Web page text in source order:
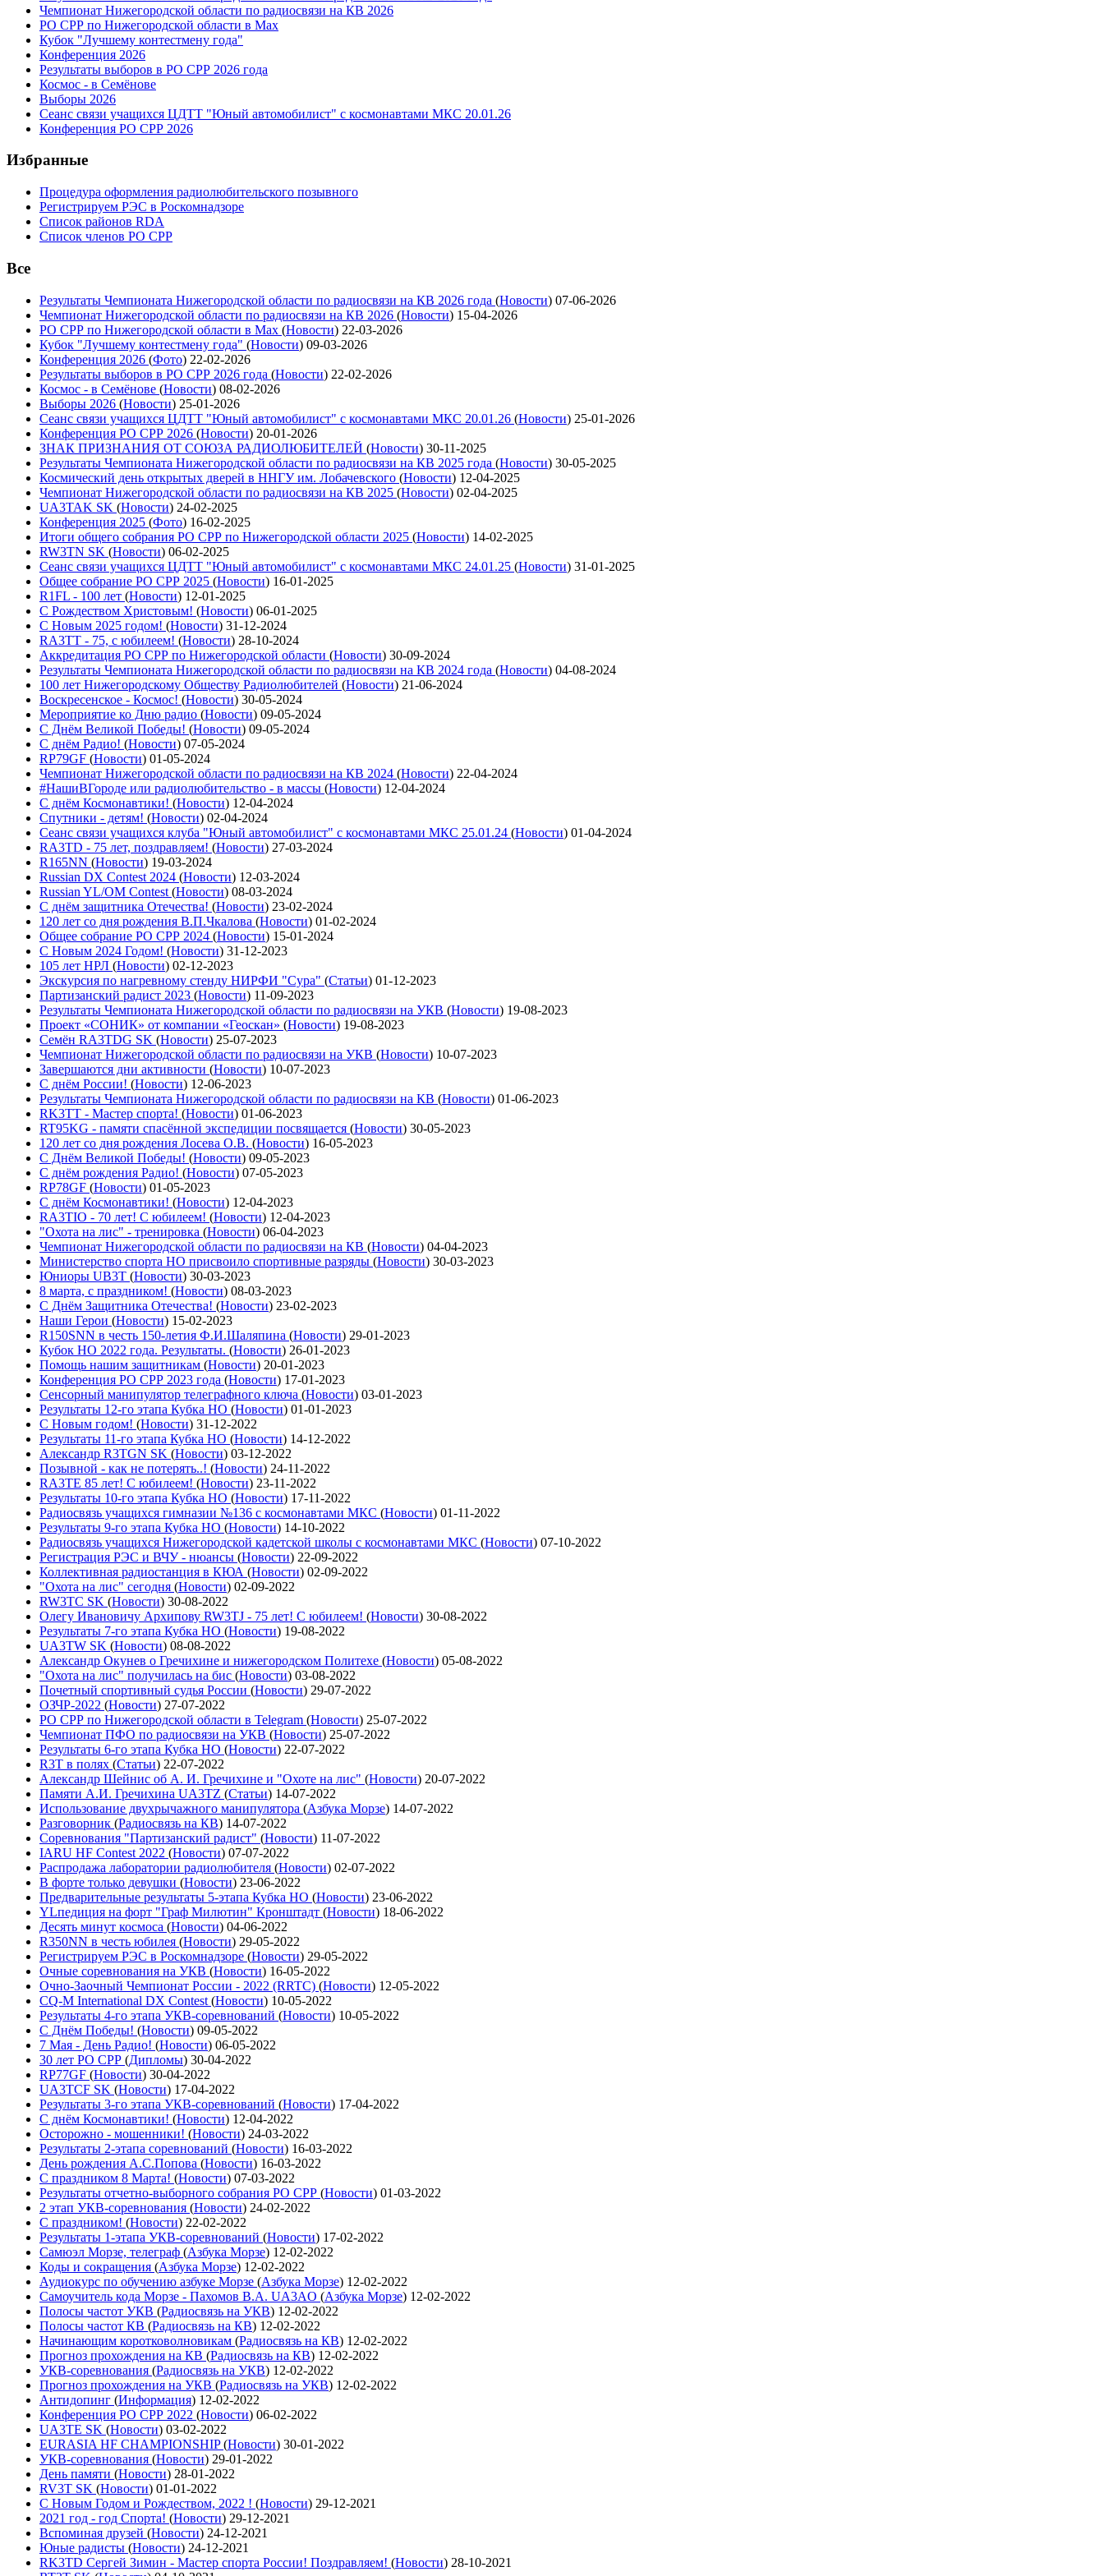
Чемпионат Нижегородской области по радиосвязи на КВ 2026
РО СРР по Нижегородской области в Max
Кубок "Лучшему контестмену года"
Конференция 2026
Результаты выборов в РО СРР 2026 года
Космос - в Семёнове
Выборы 2026
Сеанс связи учащихся ЦДТТ "Юный автомобилист" с космонавтами МКС 20.01.26
Конференция РО СРР 2026
Избранные
Процедура оформления радиолюбительского позывного
Регистрируем РЭС в Роскомнадзоре
Список районов RDA
Список членов РО СРР
Все
Результаты Чемпионата Нижегородской области по радиосвязи на КВ 2026 года (Новости) 07-06-2026
Чемпионат Нижегородской области по радиосвязи на КВ 2026 (Новости) 15-04-2026
РО СРР по Нижегородской области в Max (Новости) 22-03-2026
Кубок "Лучшему контестмену года" (Новости) 09-03-2026
Конференция 2026 (Фото) 22-02-2026
Результаты выборов в РО СРР 2026 года (Новости) 22-02-2026
Космос - в Семёнове (Новости) 08-02-2026
Выборы 2026 (Новости) 25-01-2026
Сеанс связи учащихся ЦДТТ "Юный автомобилист" с космонавтами МКС 20.01.26 (Новости) 25-01-2026
Конференция РО СРР 2026 (Новости) 20-01-2026
ЗНАК ПРИЗНАНИЯ ОТ СОЮЗА РАДИОЛЮБИТЕЛЕЙ (Новости) 30-11-2025
Результаты Чемпионата Нижегородской области по радиосвязи на КВ 2025 года (Новости) 30-05-2025
Космический день открытых дверей в ННГУ им. Лобачевского (Новости) 12-04-2025
Чемпионат Нижегородской области по радиосвязи на КВ 2025 (Новости) 02-04-2025
UA3TAK SK (Новости) 24-02-2025
Конференция 2025 (Фото) 16-02-2025
Итоги общего собрания РО СРР по Нижегородской области 2025 (Новости) 14-02-2025
RW3TN SK (Новости) 06-02-2025
Сеанс связи учащихся ЦДТТ "Юный автомобилист" с космонавтами МКС 24.01.25 (Новости) 31-01-2025
Общее собрание РО СРР 2025 (Новости) 16-01-2025
R1FL - 100 лет (Новости) 12-01-2025
С Рождеством Христовым! (Новости) 06-01-2025
С Новым 2025 годом! (Новости) 31-12-2024
RA3TT - 75, с юбилеем! (Новости) 28-10-2024
Аккредитация РО СРР по Нижегородской области (Новости) 30-09-2024
Результаты Чемпионата Нижегородской области по радиосвязи на КВ 2024 года (Новости) 04-08-2024
100 лет Нижегородскому Обществу Радиолюбителей (Новости) 21-06-2024
Воскресенское - Космос! (Новости) 30-05-2024
Мероприятие ко Дню радио (Новости) 09-05-2024
С Днём Великой Победы! (Новости) 09-05-2024
С днём Радио! (Новости) 07-05-2024
RP79GF (Новости) 01-05-2024
Чемпионат Нижегородской области по радиосвязи на КВ 2024 (Новости) 22-04-2024
#НашиВГороде или радиолюбительство - в массы (Новости) 12-04-2024
С днём Космонавтики! (Новости) 12-04-2024
Спутники - детям! (Новости) 02-04-2024
Сеанс связи учащихся клуба "Юный автомобилист" с космонавтами МКС 25.01.24 (Новости) 01-04-2024
RA3TD - 75 лет, поздравляем! (Новости) 27-03-2024
R165NN (Новости) 19-03-2024
Russian DX Contest 2024 (Новости) 12-03-2024
Russian YL/OM Contest (Новости) 08-03-2024
С днём защитника Отечества! (Новости) 23-02-2024
120 лет со дня рождения В.П.Чкалова (Новости) 01-02-2024
Общее собрание РО СРР 2024 (Новости) 15-01-2024
С Новым 2024 Годом! (Новости) 31-12-2023
105 лет НРЛ (Новости) 02-12-2023
Экскурсия по нагревному стенду НИРФИ "Сура" (Статьи) 01-12-2023
Партизанский радист 2023 (Новости) 11-09-2023
Результаты Чемпионата Нижегородской области по радиосвязи на УКВ (Новости) 19-08-2023
Проект «СОНИК» от компании «Геоскан» (Новости) 19-08-2023
Семён RA3TDG SK (Новости) 25-07-2023
Чемпионат Нижегородской области по радиосвязи на УКВ (Новости) 10-07-2023
Завершаются дни активности (Новости) 10-07-2023
С днём России! (Новости) 12-06-2023
Результаты Чемпионата Нижегородской области по радиосвязи на КВ (Новости) 01-06-2023
RK3TT - Мастер спорта! (Новости) 01-06-2023
RT95KG - памяти спасённой экспедиции посвящается (Новости) 30-05-2023
120 лет со дня рождения Лосева О.В. (Новости) 16-05-2023
С Днём Великой Победы! (Новости) 09-05-2023
С днём рождения Радио! (Новости) 07-05-2023
RP78GF (Новости) 01-05-2023
С днём Космонавтики! (Новости) 12-04-2023
RA3TIO - 70 лет! С юбилеем! (Новости) 12-04-2023
"Охота на лис" - тренировка (Новости) 06-04-2023
Чемпионат Нижегородской области по радиосвязи на КВ (Новости) 04-04-2023
Министерство спорта НО присвоило спортивные разряды (Новости) 30-03-2023
Юниоры UB3T (Новости) 30-03-2023
8 марта, с праздником! (Новости) 08-03-2023
С Днём Защитника Отечества! (Новости) 23-02-2023
Наши Герои (Новости) 15-02-2023
R150SNN в честь 150-летия Ф.И.Шаляпина (Новости) 29-01-2023
Кубок НО 2022 года. Результаты. (Новости) 26-01-2023
Помощь нашим защитникам (Новости) 20-01-2023
Конференция РО СРР 2023 года (Новости) 17-01-2023
Сенсорный манипулятор телеграфного ключа (Новости) 03-01-2023
Результаты 12-го этапа Кубка НО (Новости) 01-01-2023
С Новым годом! (Новости) 31-12-2022
Результаты 11-го этапа Кубка НО (Новости) 14-12-2022
Александр R3TGN SK (Новости) 03-12-2022
Позывной - как не потерять..! (Новости) 24-11-2022
RA3TE 85 лет! С юбилеем! (Новости) 23-11-2022
Результаты 10-го этапа Кубка НО (Новости) 17-11-2022
Радиосвязь учащихся гимназии №136 с космонавтами МКС (Новости) 01-11-2022
Результаты 9-го этапа Кубка НО (Новости) 14-10-2022
Радиосвязь учащихся Нижегородской кадетской школы с космонавтами МКС (Новости) 07-10-2022
Регистрация РЭС и ВЧУ - нюансы (Новости) 22-09-2022
Коллективная радиостанция в КЮА (Новости) 02-09-2022
"Охота на лис" сегодня (Новости) 02-09-2022
RW3TC SK (Новости) 30-08-2022
Олегу Ивановичу Архипову RW3TJ - 75 лет! С юбилеем! (Новости) 30-08-2022
Результаты 7-го этапа Кубка НО (Новости) 19-08-2022
UA3TW SK (Новости) 08-08-2022
Александр Окунев о Гречихине и нижегородском Политехе (Новости) 05-08-2022
"Охота на лис" получилась на бис (Новости) 03-08-2022
Почетный спортивный судья России (Новости) 29-07-2022
ОЗЧР-2022 (Новости) 27-07-2022
РО СРР по Нижегородской области в Telegram (Новости) 25-07-2022
Чемпионат ПФО по радиосвязи на УКВ (Новости) 25-07-2022
Результаты 6-го этапа Кубка НО (Новости) 22-07-2022
R3T в полях (Статьи) 22-07-2022
Александр Шейнис об А. И. Гречихине и "Охоте на лис" (Новости) 20-07-2022
Памяти А.И. Гречихина UA3TZ (Статьи) 14-07-2022
Использование двухрычажного манипулятора (Азбука Морзе) 14-07-2022
Разговорник (Радиосвязь на КВ) 14-07-2022
Соревнования "Партизанский радист" (Новости) 11-07-2022
IARU HF Contest 2022 (Новости) 07-07-2022
Распродажа лаборатории радиолюбителя (Новости) 02-07-2022
В форте только девушки (Новости) 23-06-2022
Предварительные результаты 5-этапа Кубка НО (Новости) 23-06-2022
YLпедиция на форт "Граф Милютин" Кронштадт (Новости) 18-06-2022
Десять минут космоса (Новости) 04-06-2022
R350NN в честь юбилея (Новости) 29-05-2022
Регистрируем РЭС в Роскомнадзоре (Новости) 29-05-2022
Очные соревнования на УКВ (Новости) 16-05-2022
Очно-Заочный Чемпионат России - 2022 (RRTC) (Новости) 12-05-2022
CQ-M International DX Contest (Новости) 10-05-2022
Результаты 4-го этапа УКВ-соревнований (Новости) 10-05-2022
С Днём Победы! (Новости) 09-05-2022
7 Мая - День Радио! (Новости) 06-05-2022
30 лет РО СРР (Дипломы) 30-04-2022
RP77GF (Новости) 30-04-2022
UA3TCF SK (Новости) 17-04-2022
Результаты 3-го этапа УКВ-соревнований (Новости) 17-04-2022
С днём Космонавтики! (Новости) 12-04-2022
Осторожно - мошенники! (Новости) 24-03-2022
Результаты 2-этапа соревнований (Новости) 16-03-2022
День рождения А.С.Попова (Новости) 16-03-2022
С праздником 8 Марта! (Новости) 07-03-2022
Результаты отчетно-выборного собрания РО СРР (Новости) 01-03-2022
2 этап УКВ-соревнования (Новости) 24-02-2022
С праздником! (Новости) 22-02-2022
Результаты 1-этапа УКВ-соревнований (Новости) 17-02-2022
Самюэл Морзе, телеграф (Азбука Морзе) 12-02-2022
Коды и сокращения (Азбука Морзе) 12-02-2022
Аудиокурс по обучению азбуке Морзе (Азбука Морзе) 12-02-2022
Самоучитель кода Морзе - Пахомов В.А. UA3AO (Азбука Морзе) 12-02-2022
Полосы частот УКВ (Радиосвязь на УКВ) 12-02-2022
Полосы частот КВ (Радиосвязь на КВ) 12-02-2022
Начинающим коротковолновикам (Радиосвязь на КВ) 12-02-2022
Прогноз прохождения на КВ (Радиосвязь на КВ) 12-02-2022
УКВ-соревнования (Радиосвязь на УКВ) 12-02-2022
Прогноз прохождения на УКВ (Радиосвязь на УКВ) 12-02-2022
Антидопинг (Информация) 12-02-2022
Конференция РО СРР 2022 (Новости) 06-02-2022
UA3TE SK (Новости) 03-02-2022
EURASIA HF CHAMPIONSHIP(Новости) 30-01-2022
УКВ-соревнования (Новости) 29-01-2022
День памяти (Новости) 28-01-2022
RV3T SK (Новости) 01-01-2022
С Новым Годом и Рождеством, 2022 ! (Новости) 29-12-2021
2021 год - год Cпорта! (Новости) 29-12-2021
Вспоминая друзей (Новости) 24-12-2021
Юные радисты (Новости) 24-12-2021
RK3TD Сергей Зимин - Мастер спорта России! Поздравляем! (Новости) 28-10-2021